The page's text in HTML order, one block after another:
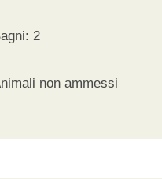
2
non ammessi